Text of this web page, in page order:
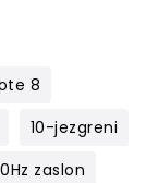
8
10-jezgreni
zaslon